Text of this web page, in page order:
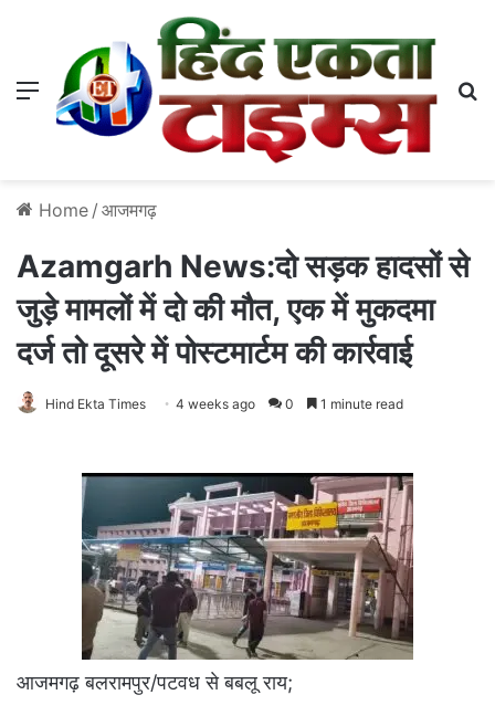
Menu
Home / आजमगढ़
Azamgarh News:दो सड़क हादसों से
जुड़े मामलों में दो की मौत, एक में मुकदमा
दर्ज तो दूसरे में पोस्टमार्टम की कार्रवाई
Hind Ekta Times 4 weeks ago 0 1 minute read
आजमगढ़ बलरामपुर/पटवध से बबलू राय;